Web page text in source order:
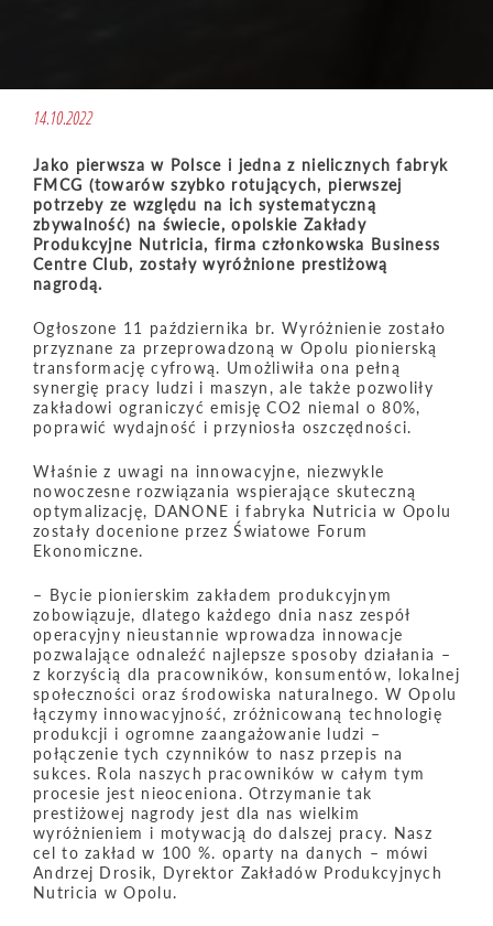
14.10.2022
Jako pierwsza w Polsce i jedna z nielicznych fabryk
FMCG (towarów szybko rotujących, pierwszej
potrzeby ze względu na ich systematyczną
zbywalność) na świecie, opolskie Zakłady
Produkcyjne Nutricia, firma członkowska Business
Centre Club, zostały wyróżnione prestiżową
nagrodą.
Ogłoszone 11 października br. Wyróżnienie zostało
przyznane za przeprowadzoną w Opolu pionierską
transformację cyfrową. Umożliwiła ona pełną
synergię pracy ludzi i maszyn, ale także pozwoliły
zakładowi ograniczyć emisję CO2 niemal o 80%,
poprawić wydajność i przyniosła oszczędności.
Właśnie z uwagi na innowacyjne, niezwykle
nowoczesne rozwiązania wspierające skuteczną
optymalizację, DANONE i fabryka Nutricia w Opolu
zostały docenione przez Światowe Forum
Ekonomiczne.
– Bycie pionierskim zakładem produkcyjnym
zobowiązuje, dlatego każdego dnia nasz zespół
operacyjny nieustannie wprowadza innowacje
pozwalające odnaleźć najlepsze sposoby działania –
z korzyścią dla pracowników, konsumentów, lokalnej
społeczności oraz środowiska naturalnego. W Opolu
łączymy innowacyjność, zróżnicowaną technologię
produkcji i ogromne zaangażowanie ludzi –
połączenie tych czynników to nasz przepis na
sukces. Rola naszych pracowników w całym tym
procesie jest nieoceniona. Otrzymanie tak
prestiżowej nagrody jest dla nas wielkim
wyróżnieniem i motywacją do dalszej pracy. Nasz
cel to zakład w 100 %. oparty na danych – mówi
Andrzej Drosik, Dyrektor Zakładów Produkcyjnych
Nutricia w Opolu.